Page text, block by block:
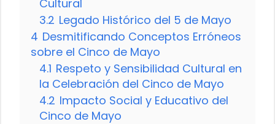
Cultural
3.2 Legado Histórico del 5 de Mayo
4 Desmitificando Conceptos Erróneos
sobre el Cinco de Mayo
4.1 Respeto y Sensibilidad Cultural en
la Celebración del Cinco de Mayo
4.2 Impacto Social y Educativo del
Cinco de Mayo